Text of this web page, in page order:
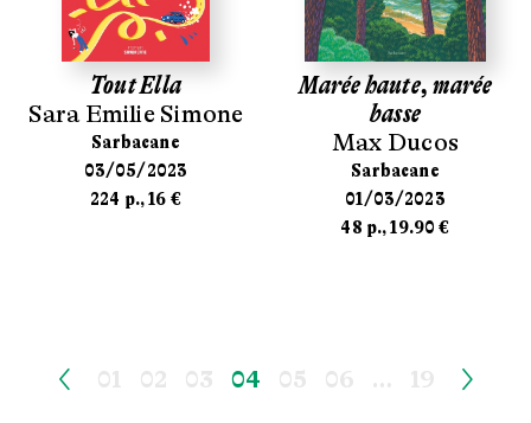
Tout Ella
Sara Emilie Simone
Sarbacane
03/05/2023
224 p., 16 €
Marée haute, marée
basse
Max Ducos
Sarbacane
01/03/2023
48 p., 19.90 €
04